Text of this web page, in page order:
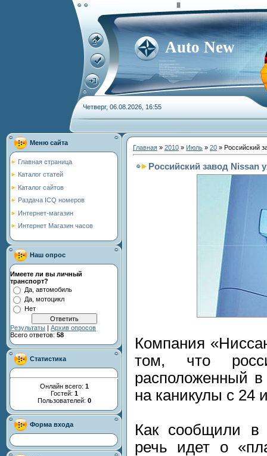
Auto New
Четверг, 06.08.2026, 16:55
Меню сайта
Главная страница
Каталог статей
Каталог сайтов
Раздача ICQ номеров
Интернет-магазин
Интернет Магазин часов
Наш опрос
Имеете ли вы личный
транспорт?
Да, автомобиль
Да, мотоцикл
Нет
Результаты | Архив опросов
Всего ответов: 58
Статистика
Онлайн всего: 1
Гостей: 1
Пользователей: 0
Форма входа
Главная » 2010 » Июль » 20 » Российский
Российский завод Nissan
Компания
том, что
расположенный в
на каникулы с 24
Как сообщили в
речь идет о